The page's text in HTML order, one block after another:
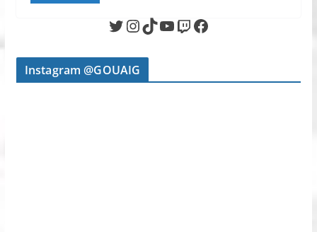
Twitter InstagramTikTok YouTube Twitch Facebook
Instagram @GOUAIG